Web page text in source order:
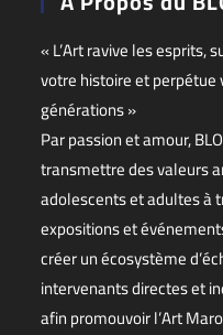
« L’Art ravive les esprits,
votre histoire et
générations »
Par passion et amour,
transmettre des valeurs
adolescents et adultes à
expositions et
créer un écosystème
intervenants directes et
afin promouvoir l’Art